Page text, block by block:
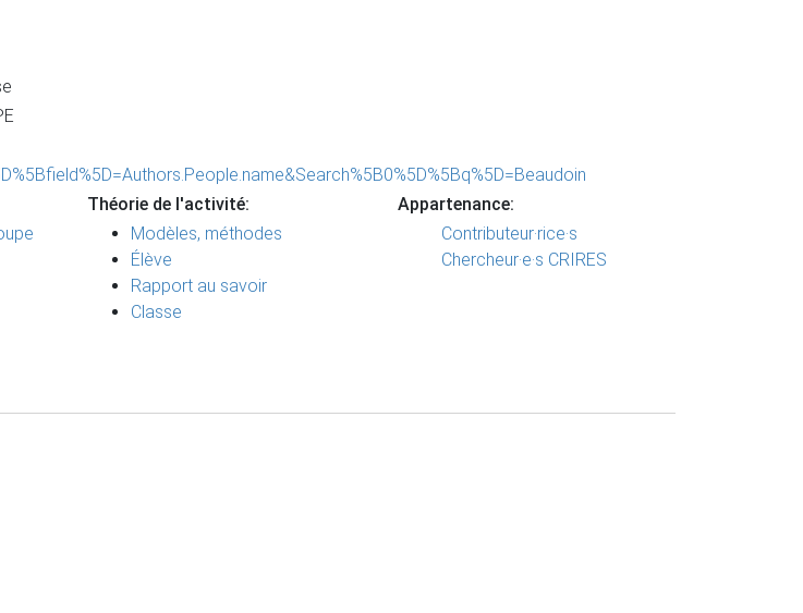
Théorie de l'activité:
Modèles, méthodes
Élève
Rapport au savoir
Classe
Appartenance:
Contributeur·rice·s
Chercheur·e·s CRIRES